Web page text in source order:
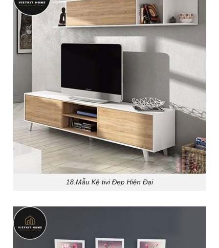
18.Mẫu Kệ tivi Đẹp Hiện Đại